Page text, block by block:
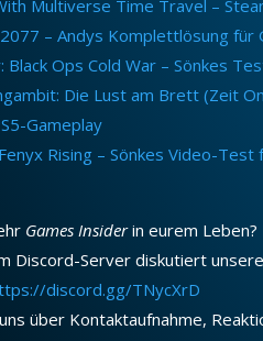
Multiverse Time Travel –
– Andys Komplettlösung für
Black Ops Cold War – Sönkes
Die Lust am Brett (Zeit
Gameplay
Rising – Sönkes Video-Test
Games Insiderin eurem
Discord-Server diskutiert
discord.gg/TNycXrD
über Kontaktaufnahme,